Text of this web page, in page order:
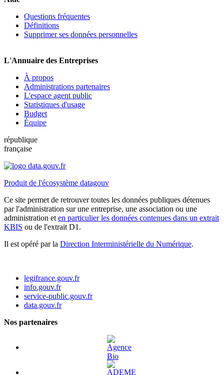
Questions fréquentes
Définitions
Supprimer ses données personnelles
L'Annuaire des Entreprises
À propos
Administrations partenaires
L'espace agent public
Statistiques d'usage
Budget
Équipe
république
française
Produit de l'écosystème datagouv
Ce site permet de retrouver toutes les données publiques détenues
par l'administration sur une entreprise, une association ou une
administration et en particulier les données contenues dans un extrait
KBIS ou de l'extrait D1.
Il est opéré par la Direction Interministérielle du Numérique.
legifrance.gouv.fr
info.gouv.fr
service-public.gouv.fr
data.gouv.fr
Nos partenaires